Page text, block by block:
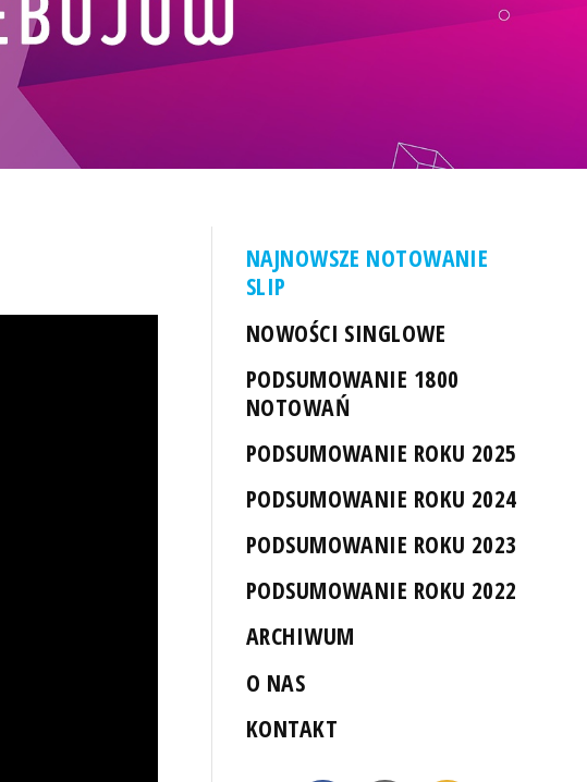
NAJNOWSZE NOTOWANIE
SLIP
NOWOŚCI SINGLOWE
PODSUMOWANIE 1800
NOTOWAŃ
PODSUMOWANIE ROKU 2025
PODSUMOWANIE ROKU 2024
PODSUMOWANIE ROKU 2023
PODSUMOWANIE ROKU 2022
ARCHIWUM
O NAS
KONTAKT